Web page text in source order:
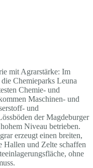
mit Agrarstärke: Im
Chemieparks Leuna
Chemie- und
Maschinen- und
und
der Magdeburger
Niveau betrieben.
erzeugt einen breiten,
Hallen und Zelte schaffen
ohne